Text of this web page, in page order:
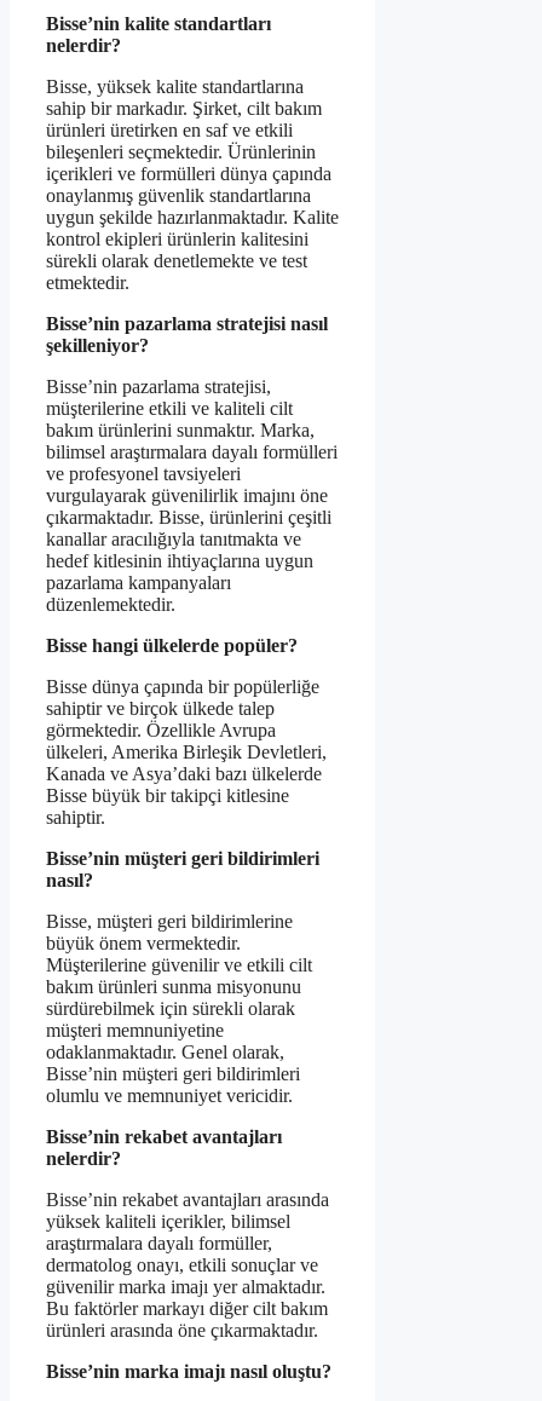
Bisse’nin kalite standartları
nelerdir?
Bisse, yüksek kalite standartlarına
sahip bir markadır. Şirket, cilt bakım
ürünleri üretirken en saf ve etkili
bileşenleri seçmektedir. Ürünlerinin
içerikleri ve formülleri dünya çapında
onaylanmış güvenlik standartlarına
uygun şekilde hazırlanmaktadır. Kalite
kontrol ekipleri ürünlerin kalitesini
sürekli olarak denetlemekte ve test
etmektedir.
Bisse’nin pazarlama stratejisi nasıl
şekilleniyor?
Bisse’nin pazarlama stratejisi,
müşterilerine etkili ve kaliteli cilt
bakım ürünlerini sunmaktır. Marka,
bilimsel araştırmalara dayalı formülleri
ve profesyonel tavsiyeleri
vurgulayarak güvenilirlik imajını öne
çıkarmaktadır. Bisse, ürünlerini çeşitli
kanallar aracılığıyla tanıtmakta ve
hedef kitlesinin ihtiyaçlarına uygun
pazarlama kampanyaları
düzenlemektedir.
Bisse hangi ülkelerde popüler?
Bisse dünya çapında bir popülerliğe
sahiptir ve birçok ülkede talep
görmektedir. Özellikle Avrupa
ülkeleri, Amerika Birleşik Devletleri,
Kanada ve Asya’daki bazı ülkelerde
Bisse büyük bir takipçi kitlesine
sahiptir.
Bisse’nin müşteri geri bildirimleri
nasıl?
Bisse, müşteri geri bildirimlerine
büyük önem vermektedir.
Müşterilerine güvenilir ve etkili cilt
bakım ürünleri sunma misyonunu
sürdürebilmek için sürekli olarak
müşteri memnuniyetine
odaklanmaktadır. Genel olarak,
Bisse’nin müşteri geri bildirimleri
olumlu ve memnuniyet vericidir.
Bisse’nin rekabet avantajları
nelerdir?
Bisse’nin rekabet avantajları arasında
yüksek kaliteli içerikler, bilimsel
araştırmalara dayalı formüller,
dermatolog onayı, etkili sonuçlar ve
güvenilir marka imajı yer almaktadır.
Bu faktörler markayı diğer cilt bakım
ürünleri arasında öne çıkarmaktadır.
Bisse’nin marka imajı nasıl oluştu?